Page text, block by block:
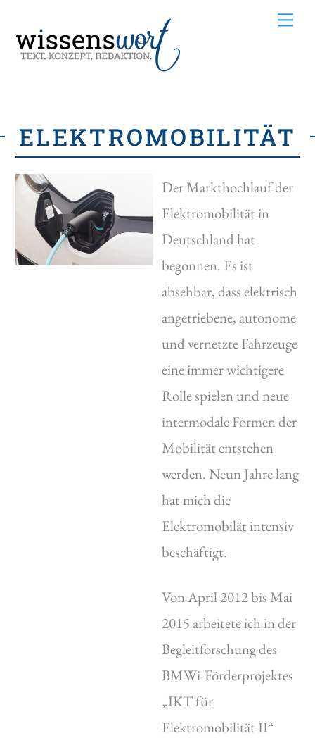
content
ELEKTROMOBILITÄT
Der Markthochlauf der
Elektromobilität in
Deutschland hat
begonnen. Es ist
absehbar, dass elektrisch
angetriebene, autonome
und vernetzte Fahrzeuge
eine immer wichtigere
Rolle spielen und neue
intermodale Formen der
Mobilität entstehen
werden. Neun Jahre lang
hat mich die
Elektromobilät intensiv
beschäftigt.
Von April 2012 bis Mai
2015 arbeitete ich in der
Begleitforschung des
BMWi-Förderprojektes
„IKT für
Elektromobilität II“